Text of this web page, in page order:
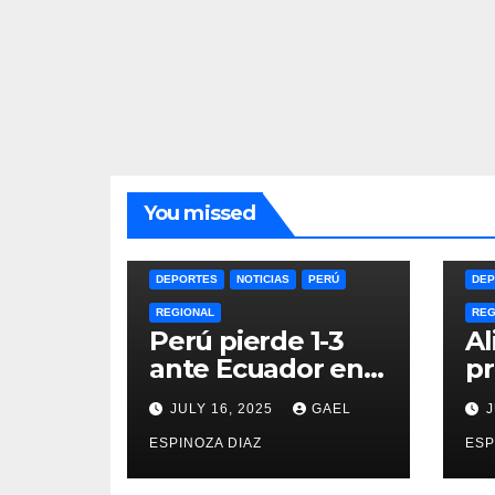
You missed
DEPORTES NOTICIAS PERÚ
REGIONAL
Perú pierde 1-3
ante Ecuador en
la Copa América
Femenina y lidera
el Grupo A
JULY 16, 2025 GAEL
ESPINOZA DIAZ
la